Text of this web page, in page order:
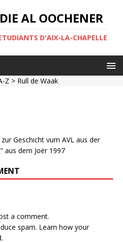
AL OOCHENER
D'AIX-LA-CHAPELLE
Z > Rull de Waak
Geschicht vum AVL aus der
aus dem Joër 1997
a comment.
spam. Learn how your